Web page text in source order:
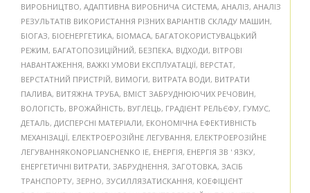
ВИРОБНИЦТВО, АДАПТИВНА ВИРОБНИЧА СИСТЕМА, АНАЛІЗ, АНАЛІЗ
РЕЗУЛЬТАТІВ ВИКОРИСТАННЯ РІЗНИХ ВАРІАНТІВ СКЛАДУ МАШИН,
БІОГАЗ, БІОЕНЕРГЕТИКА, БІОМАСА, БАГАТОКОРИСТУВАЦЬКИЙ
РЕЖИМ, БАГАТОПОЗИЦІЙНИЙ, БЕЗПЕКА, ВІДХОДИ, ВІТРОВІ
НАВАНТАЖЕННЯ, ВАЖКІ УМОВИ ЕКСПЛУАТАЦІЇ, ВЕРСТАТ,
ВЕРСТАТНИЙ ПРИСТРІЙ, ВИМОГИ, ВИТРАТА ВОДИ, ВИТРАТИ
ПАЛИВА, ВИТЯЖНА ТРУБА, ВМІСТ ЗАБРУДНЮЮЧИХ РЕЧОВИН,
ВОЛОГІСТЬ, ВРОЖАЙНІСТЬ, ВУГЛЕЦЬ, ГРАДІЄНТ РЕЛЬЄФУ, ГУМУС,
ДЕТАЛЬ, ДИСПЕРСНІ МАТЕРІАЛИ, ЕКОНОМІЧНА ЕФЕКТИВНІСТЬ
МЕХАНІЗАЦІЇ, ЕЛЕКТРОЕРОЗІЙНЕ ЛЕГУВАННЯ, ЕЛЕКТРОЕРОЗІЙНЕ
ЛЕГУВАННЯKONOPLIANCHENKO IE, ЕНЕРГІЯ, ЕНЕРГІЯ ЗВ ' ЯЗКУ,
ЕНЕРГЕТИЧНІ ВИТРАТИ, ЗАБРУДНЕННЯ, ЗАГОТОВКА, ЗАСІБ
ТРАНСПОРТУ, ЗЕРНО, ЗУСИЛЛЯЗАТИСКАННЯ, КОЕФІЦІЄНТ